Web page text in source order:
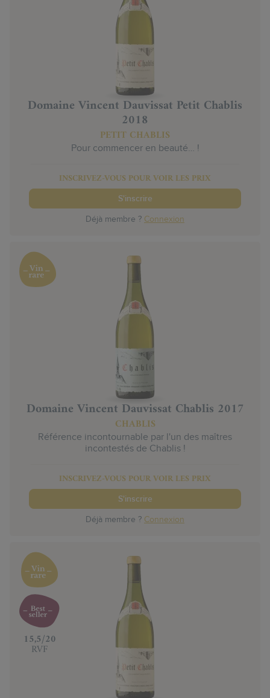
Domaine Vincent Dauvissat Petit Chablis
2018
PETIT CHABLIS
Pour commencer en beauté… !
INSCRIVEZ-VOUS POUR VOIR LES PRIX
S'inscrire
Déjà membre ? Connexion
Domaine Vincent Dauvissat Chablis 2017
CHABLIS
Référence incontournable par l'un des maîtres
incontestés de Chablis !
INSCRIVEZ-VOUS POUR VOIR LES PRIX
S'inscrire
Déjà membre ? Connexion
‍15,5/20
RVF